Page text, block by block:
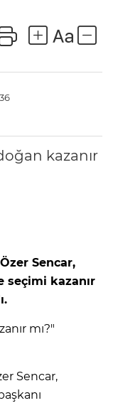
Sencar,
seçimi kazanır
mı?"
Sencar,